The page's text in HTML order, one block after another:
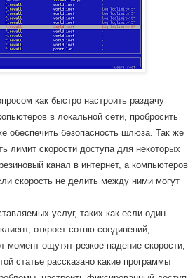
как быстро настроить раздачу
в локальной сети, пробросить
обеспечить безопасность шлюза. Так же
лимит скорости доступа для некоторых
канал в интернет, а компьютеров
скорость не делить между ними могут
услуг, таких как если один
откроет сотню соединений,
момент ощутят резкое падение скорости,
статье рассказано какие программы